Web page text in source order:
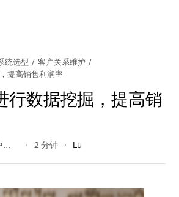
统选型 / 客户关系维护 /
提高销售利润率
行数据挖掘，提高销
量 2 分钟 Lu